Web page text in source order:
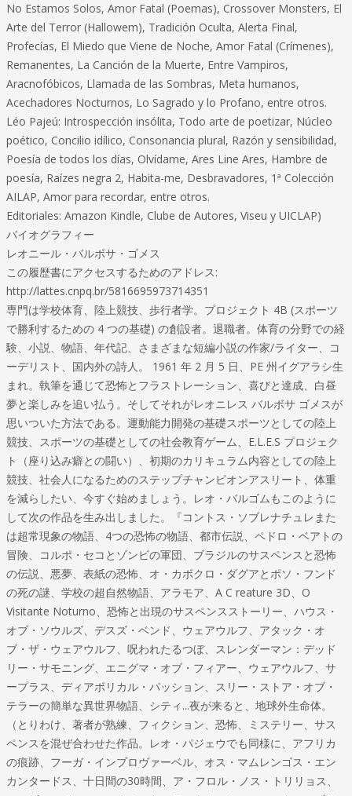
No Estamos Solos, Amor Fatal (Poemas), Crossover Monsters, El
Arte del Terror (Hallowem), Tradición Oculta, Alerta Final,
Profecías, El Miedo que Viene de Noche, Amor Fatal (Crímenes),
Remanentes, La Canción de la Muerte, Entre Vampiros,
Aracnofóbicos, Llamada de las Sombras, Meta humanos,
Acechadores Nocturnos, Lo Sagrado y lo Profano, entre otros.
Léo Pajeú: Introspección insólita, Todo arte de poetizar, Núcleo
poético, Concilio idílico, Consonancia plural, Razón y sensibilidad,
Poesía de todos los días, Olvídame, Ares Line Ares, Hambre de
poesía, Raízes negra 2, Habita-me, Desbravadores, 1ª Colección
AILAP, Amor para recordar, entre otros.
Editoriales: Amazon Kindle, Clube de Autores, Viseu y UICLAP)
バイオグラフィー
レオニール・バルボサ・ゴメス
この履歴書にアクセスするためのアドレス:
http://lattes.cnpq.br/5816695973714351
専門は学校体育、陸上競技、歩行者学。プロジェクト 4B (スポーツ
で勝利するための 4 つの基礎) の創設者。退職者。体育の分野での経
験、小説、物語、年代記、さまざまな短編小説の作家/ライター、コ
ーデリスト、国内外の詩人。 1961 年 2 月 5 日、PE 州イグアラシ生
まれ。執筆を通じて恐怖とフラストレーション、喜びと達成、白昼
夢と楽しみを追い払う。そしてそれがレオニレス バルボサ ゴメスが
思いついた方法である。運動能力開発の基礎スポーツとしての陸上
競技、スポーツの基礎としての社会教育ゲーム、E.L.E.S プロジェク
ト（座り込み癖との闘い）、初期のカリキュラム内容としての陸上
競技、社会人になるためのステップチャンピオンアスリート、体重
を減らしたい、今すぐ始めましょう。レオ・バルゴムもこのように
して次の作品を生み出しました。『コントス・ソブレナチュレまた
は超常現象の物語、4つの恐怖の物語、都市伝説、ペドロ・ベアトの
冒険、コルポ・セコとゾンビの軍団、ブラジルのサスペンスと恐怖
の伝説、悪夢、表紙の恐怖、オ・カボクロ・ダグアとポソ・フンド
の死の謎、学校の超自然物語、アラモア、A C reature 3D、O
Visitante Noturno、恐怖と出現のサスペンスストーリー、ハウス・
オブ・ソウルズ、デスズ・ベンド、ウェアウルフ、アタック・オ
ブ・ザ・ウェアウルフ、呪われたるつぼ、スレンダーマン：デッド
リー・サモニング、エニグマ・オブ・フィアー、ウェアウルフ、サ
ープラス、ディアボリカル・パッション、スリー・ストア・オブ・
テラーの簡単な異世界物語、シティ...夜が来ると、地球外生命体。
（とりわけ、著者が熟練、フィクション、恐怖、ミステリー、サス
ペンスを混ぜ合わせた作品。レオ・パジェウでも同様に、アフリカ
の痕跡、フーガ・インプロヴァーベル、オス・マムレンゴス・エン
カンタードス、十日間の30時間、ア・フロル・ノス・トリリョス、